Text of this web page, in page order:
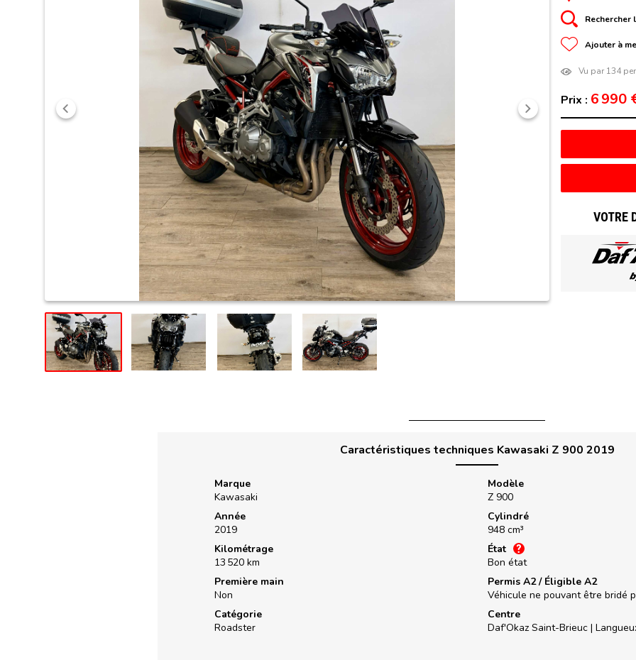
Précédent Suivant
Rechercher
Ajouter à
Vu par 134
Prix : 6 990
VOTRE
Caractéristiques techniques Kawasaki Z 900 2019
Marque
Kawasaki
Modèle
Z 900
Année
2019
Cylindré
948 cm³
Kilométrage
13 520 km
État
Bon état
Première main
Non
Permis A2 / Éligible A2
Véhicule ne pouvant être bridé
Catégorie
Roadster
Centre
Daf'Okaz Saint-Brieuc |